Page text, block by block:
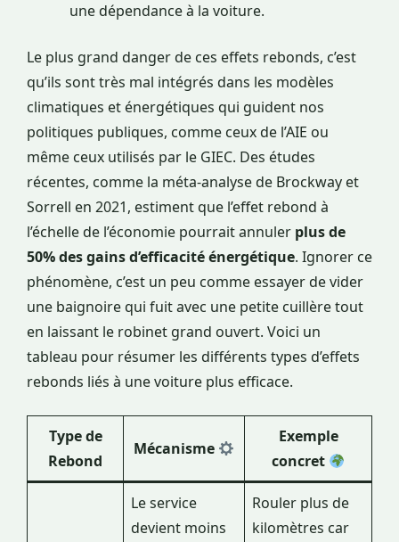
une dépendance à la voiture.
Le plus grand danger de ces effets rebonds, c’est
qu’ils sont très mal intégrés dans les modèles
climatiques et énergétiques qui guident nos
politiques publiques, comme ceux de l’AIE ou
même ceux utilisés par le GIEC. Des études
récentes, comme la méta-analyse de Brockway et
Sorrell en 2021, estiment que l’effet rebond à
l’échelle de l’économie pourrait annuler plus de
50% des gains d’efficacité énergétique. Ignorer ce
phénomène, c’est un peu comme essayer de vider
une baignoire qui fuit avec une petite cuillère tout
en laissant le robinet grand ouvert. Voici un
tableau pour résumer les différents types d’effets
rebonds liés à une voiture plus efficace.
Type de
Rebond
Mécanisme
Exemple
concret
Le service
devient moins
Rouler plus de
kilomètres car